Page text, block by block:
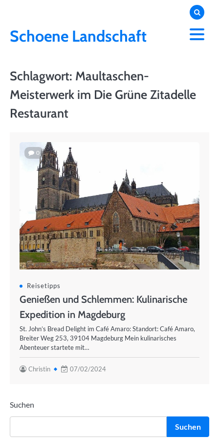
contentSchoene Landschaft
Schlagwort: Maultaschen-
Meisterwerk im Die Grüne Zitadelle
Restaurant
0
Reisetipps
Genießen und Schlemmen: Kulinarische
Expedition in Magdeburg
St. John’s Bread Delight im Café Amaro: Standort: Café Amaro,
Breiter Weg 253, 39104 Magdeburg Mein kulinarisches
Abenteuer startete mit…
Christin 07/02/2024
Suchen
Suchen